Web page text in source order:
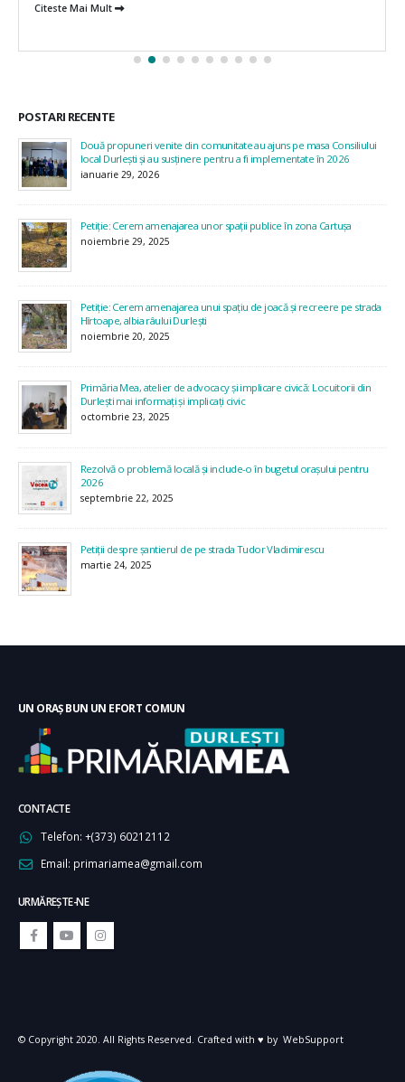
Citeste Mai Mult
POSTARI RECENTE
Două propuneri venite din comunitate au ajuns pe masa Consiliului
local Durlești și au susținere pentru a fi implementate în 2026
ianuarie 29, 2026
Petiție: Cerem amenajarea unor spații publice în zona Cartușa
noiembrie 29, 2025
Petiție: Cerem amenajarea unui spațiu de joacă și recreere pe strada
Hîrtoape, albia râului Durlești
noiembrie 20, 2025
Primăria Mea, atelier de advocacy și implicare civică: Locuitorii din
Durlești mai informați și implicați civic
octombrie 23, 2025
Rezolvă o problemă locală și include-o în bugetul orașului pentru
2026
septembrie 22, 2025
Petiții despre șantierul de pe strada Tudor Vladimirescu
martie 24, 2025
UN ORAȘ BUN UN EFORT COMUN
CONTACTE
Telefon: +(373) 60212112
Email: primariamea@gmail.com
URMĂREŞTE-NE
© Copyright 2020. All Rights Reserved. Crafted with ♥ by WebSupport